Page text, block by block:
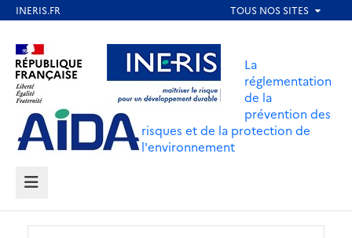
contenu
principal
Aller au contenu Aller au menu
Aller au pied de page
La
réglementation
de la
prévention des
risques et de la protection de
l'environnement
MENU